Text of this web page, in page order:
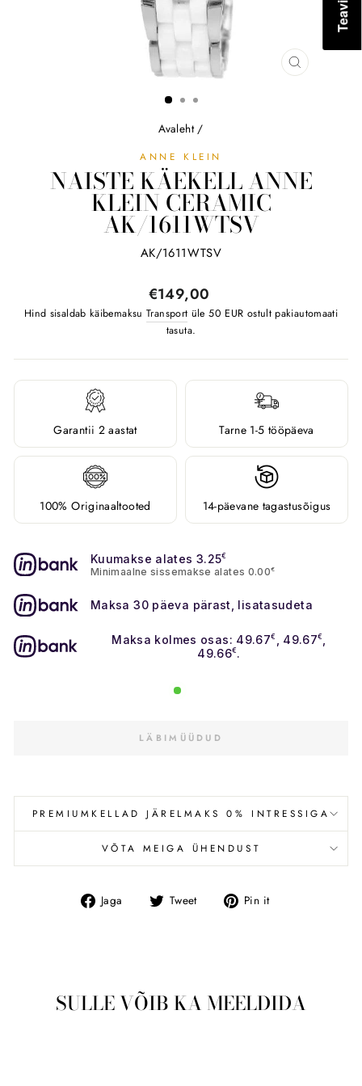
SULGE
Avaleht /
ANNE KLEIN
NAISTE KÄEKELL ANNE
KLEIN CERAMIC
AK/1611WTSV
AK/1611WTSV
Tavahind
€149,00
Hind sisaldab käibemaksuTransport üle 50 EUR ostult pakiautomaati
tasuta.
Garantii 2 aastat Tarne 1-5 tööpäeva
100% Originaaltooted 14-päevane tagastusõigus
Kuumakse alates 3.25€
Minimaalne sissemakse alates 0.00€
Maksa 30 päeva pärast, lisatasudeta
Maksa kolmes osas: 49.67€ , 49.67€
49.66€ .
LÄBIMÜÜDUD
PREMIUMKELLAD JÄRELMAKS 0% INTRESSIGA
VÕTA MEIGA ÜHENDUST
Jaga
Jaga
Tweet Tweet Pin it
SULLE VÕIB KA MEELDIDA